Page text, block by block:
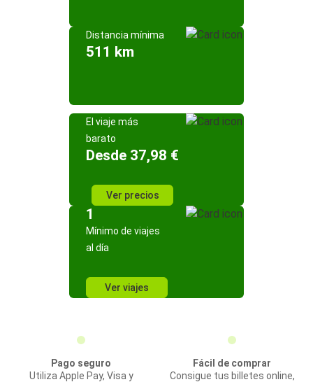
Distancia mínima
511 km
El viaje más
barato
Desde 37,98 €
Ver precios
1
Mínimo de viajes
al día
Ver viajes
Pago seguro
Utiliza Apple Pay, Visa y
Fácil de comprar
Consigue tus billetes online,